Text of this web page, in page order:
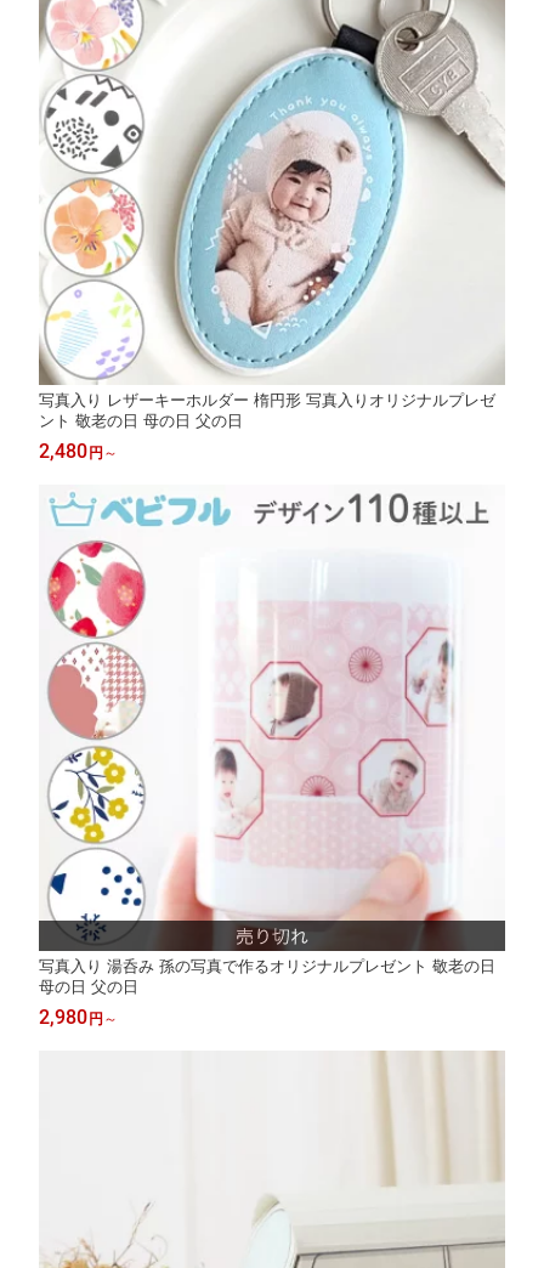
写真入り レザーキーホルダー 楕円形 写真入りオリジナルプレゼ
ント 敬老の日 母の日 父の日
2,480 円 ～
写真入り 湯呑み 孫の写真で作るオリジナルプレゼント 敬老の日
母の日 父の日
2,980 円 ～